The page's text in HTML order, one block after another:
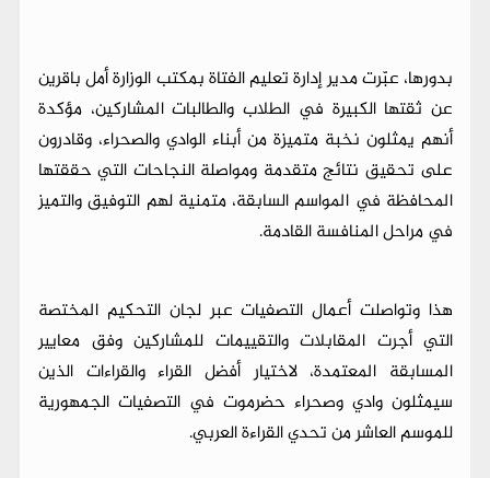
بدورها، عبّرت مدير إدارة تعليم الفتاة بمكتب الوزارة أمل باقرين
عن ثقتها الكبيرة في الطلاب والطالبات المشاركين، مؤكدة
أنهم يمثلون نخبة متميزة من أبناء الوادي والصحراء، وقادرون
على تحقيق نتائج متقدمة ومواصلة النجاحات التي حققتها
المحافظة في المواسم السابقة، متمنية لهم التوفيق والتميز
في مراحل المنافسة القادمة.
هذا وتواصلت أعمال التصفيات عبر لجان التحكيم المختصة
التي أجرت المقابلات والتقييمات للمشاركين وفق معايير
المسابقة المعتمدة، لاختيار أفضل القراء والقراءات الذين
سيمثلون وادي وصحراء حضرموت في التصفيات الجمهورية
للموسم العاشر من تحدي القراءة العربي.